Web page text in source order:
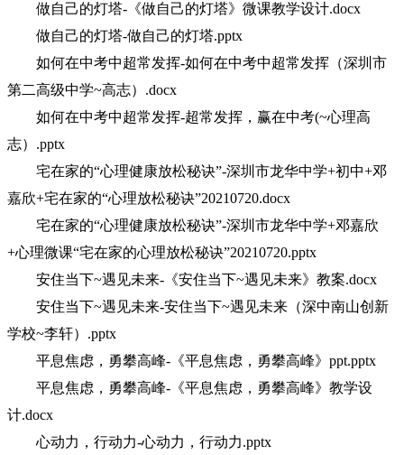
做自己的灯塔-《做自己的灯塔》微课教学设计.docx
做自己的灯塔-做自己的灯塔.pptx
如何在中考中超常发挥-如何在中考中超常发挥（深圳市
第二高级中学~高志）.docx
如何在中考中超常发挥-超常发挥，赢在中考(~心理高
志）.pptx
宅在家的“心理健康放松秘诀”-深圳市龙华中学+初中+邓
嘉欣+宅在家的“心理放松秘诀”20210720.docx
宅在家的“心理健康放松秘诀”-深圳市龙华中学+邓嘉欣
+心理微课“宅在家的心理放松秘诀”20210720.pptx
安住当下~遇见未来-《安住当下~遇见未来》教案.docx
安住当下~遇见未来-安住当下~遇见未来（深中南山创新
学校~李轩）.pptx
平息焦虑，勇攀高峰-《平息焦虑，勇攀高峰》ppt.pptx
平息焦虑，勇攀高峰-《平息焦虑，勇攀高峰》教学设
计.docx
心动力，行动力-心动力，行动力.pptx